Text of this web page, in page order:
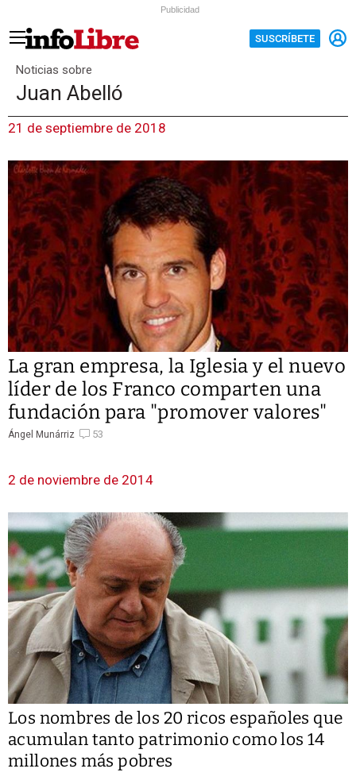
Publicidad
SUSCRÍBETE
Noticias sobre
Juan Abelló
21 de septiembre de 2018
La gran empresa, la Iglesia y el nuevo
líder de los Franco comparten una
fundación para "promover valores"
Ángel Munárriz 53
2 de noviembre de 2014
Los nombres de los 20 ricos españoles que
acumulan tanto patrimonio como los 14
millones más pobres